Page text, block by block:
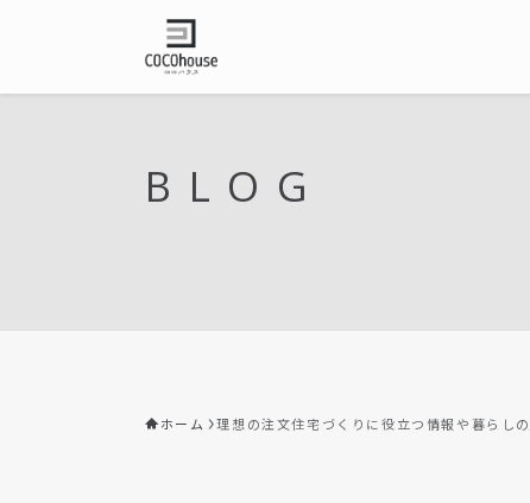
BLOG
ホーム 理想の注文住宅づくりに役立つ情報や暮らし